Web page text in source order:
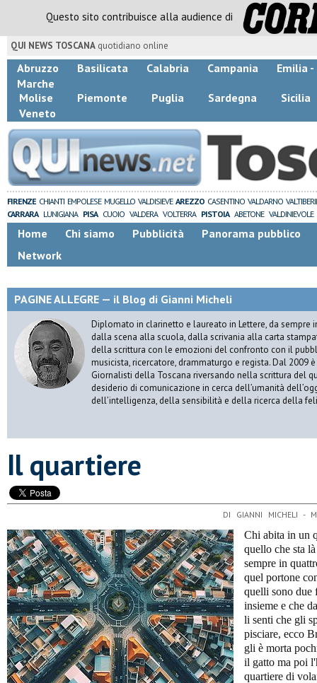
Questo sito contribuisce alla audience di
QUI NEWS TOSCANA quotidiano online
Abruzzo Basilicata Calabria Campania
Emilia -
Marche
Molise
Piemonte Puglia Sardegna
Sicilia
Veneto
FIRENZE CHIANTI EMPOLESE MUGELLO VALDISIEVE AREZZO CASENTINO VALDARNO
CARRARA LUNIGIANA PISA CUOIO VALDERA VOLTERRA PISTOIA ABETONE VALDINIEVOLE
Home Chi siamo Pubblicità
Panorama pubblico
Network
PAGINE ALLEGRE — il Blog di Gianni Micheli
Diplomato in clarinetto e laureato in Lettere, da sempre
dalla scena alla scuola, dalla scrivania alla carta
della scrittura con le emozioni del confronto con il
musicista, ricercatore, drammaturgo e regista. Dal 2009
Giornalisti della Toscana riversando nella scrittura del
desiderio di comunicazione in cerca dell’umanità
dell’intelligenza, della sensibilità e della ricerca della
​Il quartiere
DI GIANNI MICHELI -
Chi abita in un
quello che sta
sempre in
quel portone
quelli sono due
insieme e che
li senti che gli
pisciare, ecco
gli è morta
il gatto ma poi
quartiere di